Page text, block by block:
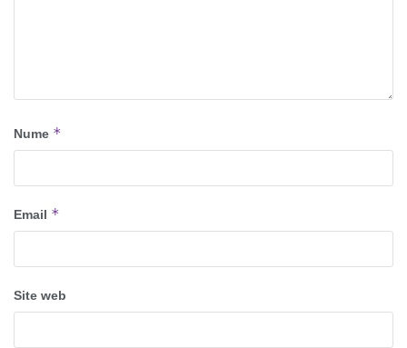
Nume *
Email *
Site web